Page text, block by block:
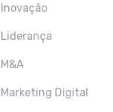
Inovação
Liderança
M&A
Marketing Digital